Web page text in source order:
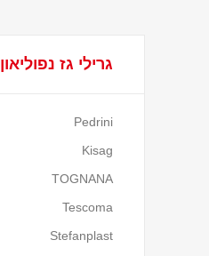
גרילי גז נפוליאון
Pedrini
Kisag
TOGNANA
Tescoma
Stefanplast